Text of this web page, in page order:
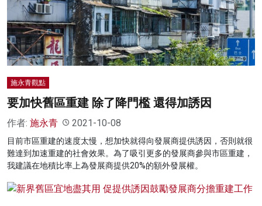
施永青觀點
要加快舊區重建 除了降門檻 還得加誘因
作者: 施永青 2021-10-08
目前市區重建的速度太慢，想加快就得向發展商提供誘因，否則就很
難達到加速重建的社會效果。為了吸引更多的發展商參與市區重建，
我建議在地積比率上為發展商提供20%的額外發展權。